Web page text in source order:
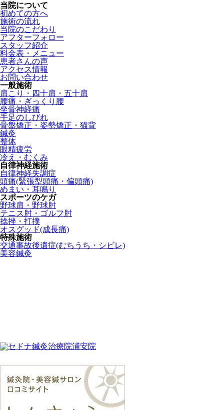
当院について
初めての方へ
施術の流れ
当院のこだわり
アフターフォロー
スタッフ紹介
料金表・メニュー
患者さんの声
アクセス情報
お問い合わせ
一般施術
肩こり・四十肩・五十肩
腰痛・ぎっくり腰
坐骨神経痛
手足のしびれ
骨盤矯正・姿勢矯正・猫背
鍼灸
整体
眼精疲労
冷え・むくみ
自律神経施術
自律神経失調症
頭痛(緊張型頭痛・偏頭痛)
めまい・耳鳴り
スポーツのケガ
野球肩・野球肘
テニス肘・ゴルフ肘
捻挫・打撲
オスグッド(成長痛)
特殊施術
交通事故後遺症(むちうち・シビレ)
美容鍼灸